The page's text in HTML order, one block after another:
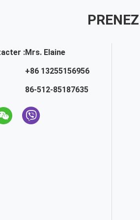
:Mrs. Elaine
+86 13255156956
86-512-85187635